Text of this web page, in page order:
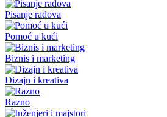
Pisanje radova
Pomoć u kući
Biznis i marketing
Dizajn i kreativa
Razno